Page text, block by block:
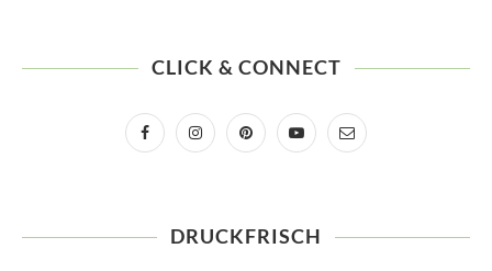
CLICK & CONNECT
DRUCKFRISCH